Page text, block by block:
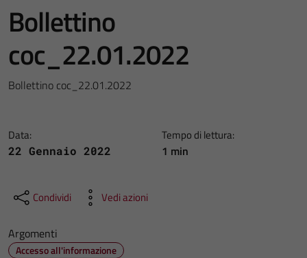
Bollettino
coc_22.01.2022
Bollettino coc_22.01.2022
Data:
22 Gennaio 2022
Tempo di lettura:
1 min
Condividi Vedi azioni
Argomenti
Accesso all'informazione